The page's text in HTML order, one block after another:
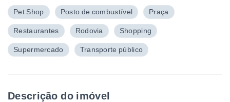
Pet Shop Posto de combustível Praça
Restaurantes Rodovia Shopping
Supermercado Transporte público
Descrição do imóvel